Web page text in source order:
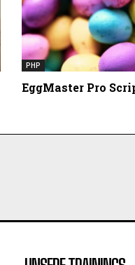
PHP
EggMaster Pro